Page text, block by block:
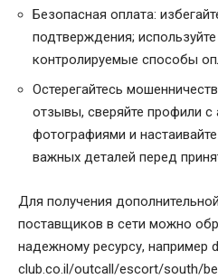
Безопасная оплата:
подтверждения;
контролируемые способы
Остерегайтесь
отзывы, сверяйте профили с
фотографиями и
важных деталей перед
Для получения
поставщиков в сети можно
надежному ресурсу, например
club.co.il/outcall/escort/south/